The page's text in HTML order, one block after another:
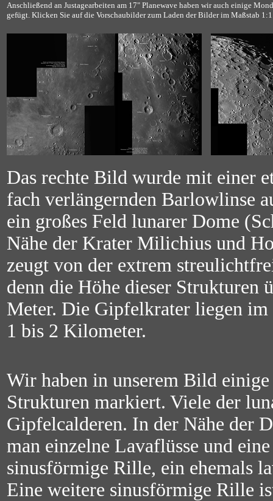
Anschließend an Justagearbeiten am 17" Planewave haben wir auch einige
gefügt. Klicken Sie auf die Vorschaubilder zum Laden der Bilder im Maßstab
Das rechte Bild wurde mit einer
fach verlängernden Barlowlinse
ein großes Feld lunarer Dome
Nähe der Krater Milichius und
zeugt von der extrem
denn die Höhe dieser Strukturen
Meter. Die Gipfelkrater liegen im
1 bis 2 Kilometer.
Wir haben in unserem Bild
Strukturen markiert. Viele der
Gipfelcalderen. In der Nähe der
man einzelne Lavaflüsse und
sinusförmige Rille, ein ehemals
Eine weitere sinusförmige Rille